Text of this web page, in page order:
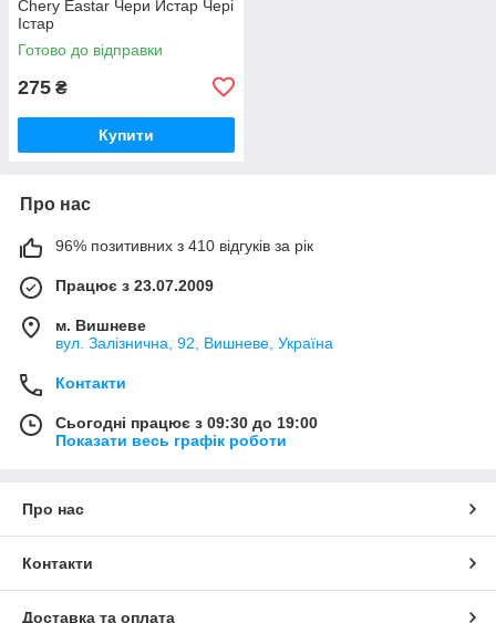
Chery Eastar Чери Истар Чері
Істар
Готово до відправки
275 ₴
Купити
Про нас
96% позитивних з 410 відгуків за рік
Працює з 23.07.2009
м. Вишневе
вул. Залізнична, 92, Вишневе, Україна
Контакти
Сьогодні працює з 09:30 до 19:00
Показати весь графік роботи
Про нас
Контакти
Доставка та оплата